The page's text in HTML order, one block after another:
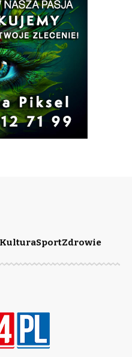
KulturaSportZdrowie